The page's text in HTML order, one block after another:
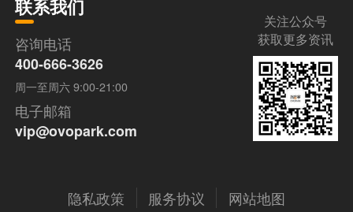
联系我们
咨询电话
400-666-3626
周一至周六 9:00-21:00
电子邮箱
vip@ovopark.com
关注公众号
获取更多资讯
隐私政策 服务协议 网站地图